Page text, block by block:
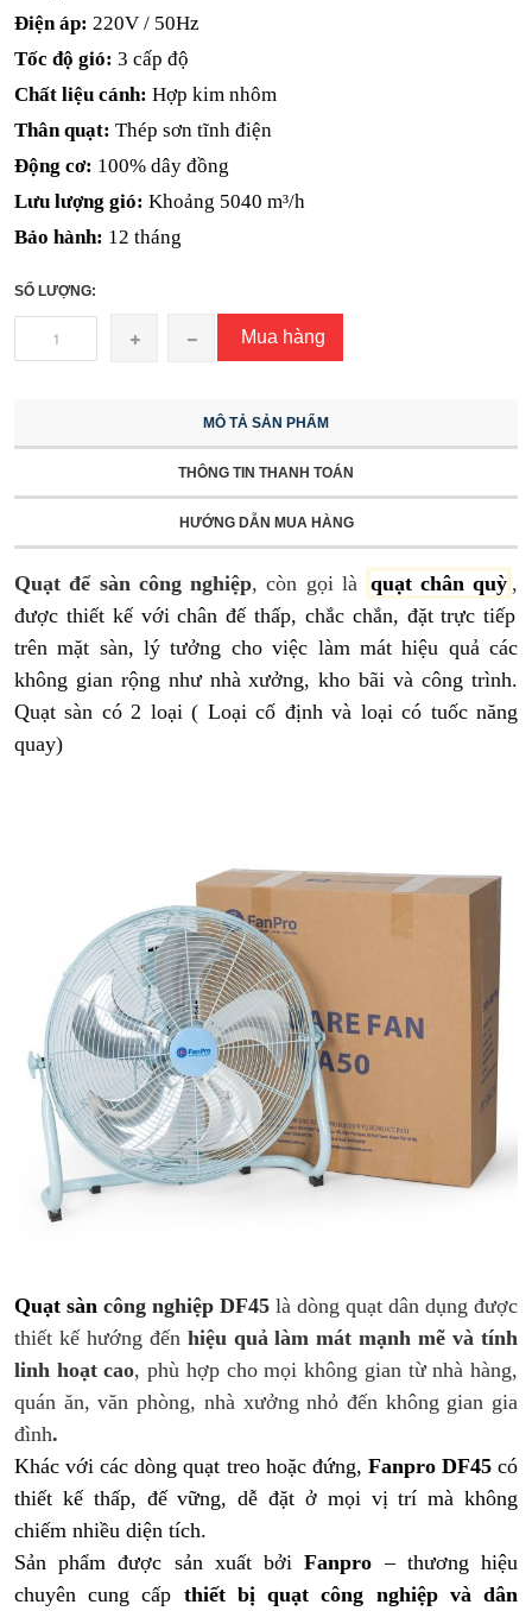
Điện áp: 220V / 50Hz
Tốc độ gió: 3 cấp độ
Chất liệu cánh: Hợp kim nhôm
Thân quạt: Thép sơn tĩnh điện
Động cơ: 100% dây đồng
Lưu lượng gió: Khoảng 5040 m³/h
Bảo hành: 12 tháng
SỐ LƯỢNG:
Mua hàng
MÔ TẢ SẢN PHẨM
THÔNG TIN THANH TOÁN
HƯỚNG DẪN MUA HÀNG
Quạt để sàn công nghiệp, còn gọi là quạt chân quỳ ,
được thiết kế với chân đế thấp, chắc chắn, đặt trực tiếp
trên mặt sàn, lý tưởng cho việc làm mát hiệu quả các
không gian rộng như nhà xưởng, kho bãi và công trình.
Quạt sàn có 2 loại ( Loại cố định và loại có tuốc năng
quay)
Quạt sàn công nghiệp DF45 là dòng quạt dân dụng được
thiết kế hướng đến hiệu quả làm mát mạnh mẽ và tính
linh hoạt cao, phù hợp cho mọi không gian từnhà hàng,
quán ăn, văn phòng, nhà xưởng nhỏ đến không gian gia
đình.
Khác với các dòng quạt treo hoặc đứng, Fanpro DF45có
thiết kế thấp, đế vững, dễ đặt ở mọi vị trí mà không
chiếm nhiều diện tích.
Sản phẩm được sản xuất bởiFanpro – thương hiệu
chuyên cung cấp thiết bị quạt công nghiệp và dân